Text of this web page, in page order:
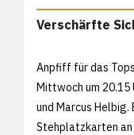
Verschärfte
Anpfiff für das
Mittwoch um 20.15
und Marcus Helbig.
Stehplatzkarten